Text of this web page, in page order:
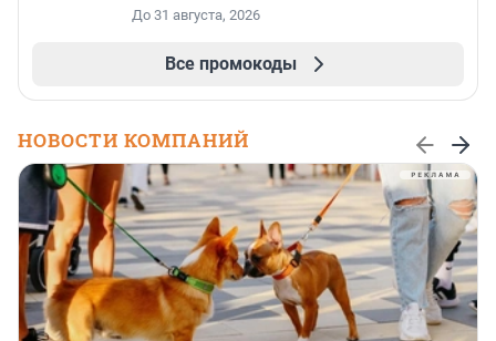
До 31 августа, 2026
Все промокоды
НОВОСТИ КОМПАНИЙ